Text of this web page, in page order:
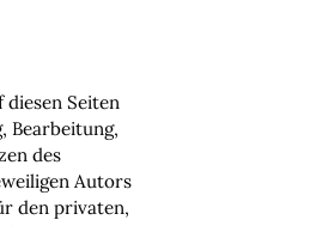
Seiten
Bearbeitung,
des
Autors
den privaten,